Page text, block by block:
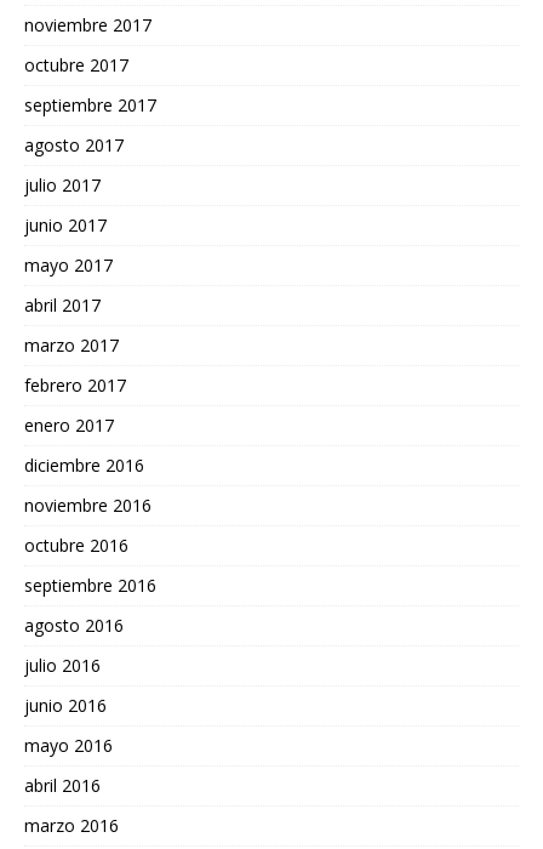
noviembre 2017
octubre 2017
septiembre 2017
agosto 2017
julio 2017
junio 2017
mayo 2017
abril 2017
marzo 2017
febrero 2017
enero 2017
diciembre 2016
noviembre 2016
octubre 2016
septiembre 2016
agosto 2016
julio 2016
junio 2016
mayo 2016
abril 2016
marzo 2016